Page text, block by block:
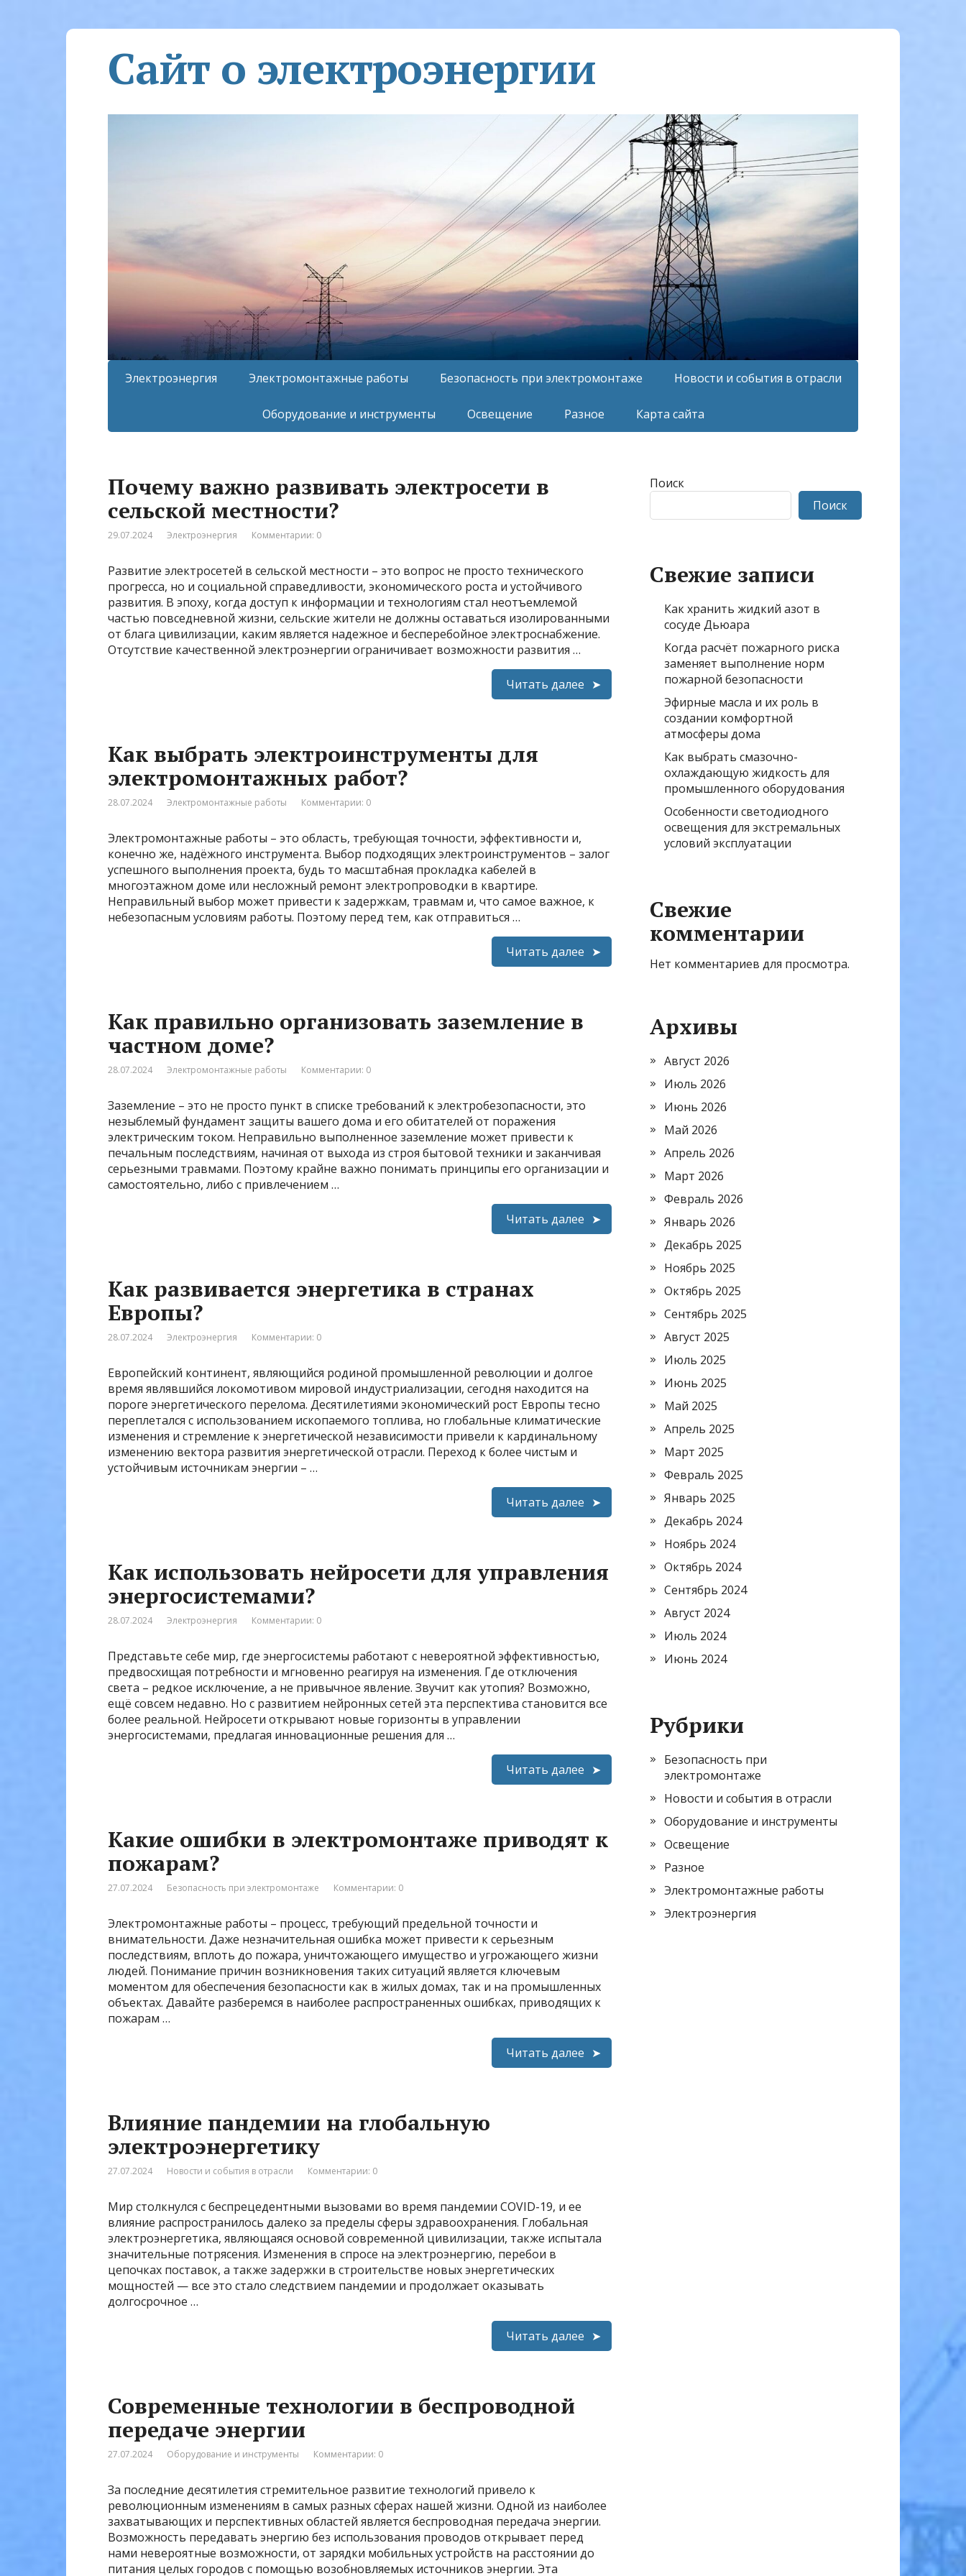
Сайт о электроэнергии
Электроэнергия Электромонтажные работы Безопасность при электромонтаже Новости и события в отрасли
Оборудование и инструменты Освещение Разное Карта сайта
Почему важно развивать электросети в
сельской местности?
29.07.2024 Электроэнергия Комментарии: 0
Развитие электросетей в сельской местности – это вопрос не просто технического
прогресса, но и социальной справедливости, экономического роста и устойчивого
развития. В эпоху, когда доступ к информации и технологиям стал неотъемлемой
частью повседневной жизни, сельские жители не должны оставаться изолированными
от блага цивилизации, каким является надежное и бесперебойное электроснабжение.
Отсутствие качественной электроэнергии ограничивает возможности развития …
Читать далее
Как выбрать электроинструменты для
электромонтажных работ?
28.07.2024 Электромонтажные работы Комментарии: 0
Электромонтажные работы – это область, требующая точности, эффективности и,
конечно же, надёжного инструмента. Выбор подходящих электроинструментов – залог
успешного выполнения проекта, будь то масштабная прокладка кабелей в
многоэтажном доме или несложный ремонт электропроводки в квартире.
Неправильный выбор может привести к задержкам, травмам и, что самое важное, к
небезопасным условиям работы. Поэтому перед тем, как отправиться …
Читать далее
Как правильно организовать заземление в
частном доме?
28.07.2024 Электромонтажные работы Комментарии: 0
Заземление – это не просто пункт в списке требований к электробезопасности, это
незыблемый фундамент защиты вашего дома и его обитателей от поражения
электрическим током. Неправильно выполненное заземление может привести к
печальным последствиям, начиная от выхода из строя бытовой техники и заканчивая
серьезными травмами. Поэтому крайне важно понимать принципы его организации и
самостоятельно, либо с привлечением …
Читать далее
Как развивается энергетика в странах
Европы?
28.07.2024 Электроэнергия Комментарии: 0
Европейский континент, являющийся родиной промышленной революции и долгое
время являвшийся локомотивом мировой индустриализации, сегодня находится на
пороге энергетического перелома. Десятилетиями экономический рост Европы тесно
переплетался с использованием ископаемого топлива, но глобальные климатические
изменения и стремление к энергетической независимости привели к кардинальному
изменению вектора развития энергетической отрасли. Переход к более чистым и
устойчивым источникам энергии – …
Читать далее
Как использовать нейросети для управления
энергосистемами?
28.07.2024 Электроэнергия Комментарии: 0
Представьте себе мир, где энергосистемы работают с невероятной эффективностью,
предвосхищая потребности и мгновенно реагируя на изменения. Где отключения
света – редкое исключение, а не привычное явление. Звучит как утопия? Возможно,
ещё совсем недавно. Но с развитием нейронных сетей эта перспектива становится все
более реальной. Нейросети открывают новые горизонты в управлении
энергосистемами, предлагая инновационные решения для …
Читать далее
Какие ошибки в электромонтаже приводят к
пожарам?
27.07.2024 Безопасность при электромонтаже Комментарии: 0
Электромонтажные работы – процесс, требующий предельной точности и
внимательности. Даже незначительная ошибка может привести к серьезным
последствиям, вплоть до пожара, уничтожающего имущество и угрожающего жизни
людей. Понимание причин возникновения таких ситуаций является ключевым
моментом для обеспечения безопасности как в жилых домах, так и на промышленных
объектах. Давайте разберемся в наиболее распространенных ошибках, приводящих к
пожарам …
Читать далее
Влияние пандемии на глобальную
электроэнергетику
27.07.2024 Новости и события в отрасли Комментарии: 0
Мир столкнулся с беспрецедентными вызовами во время пандемии COVID-19, и ее
влияние распространилось далеко за пределы сферы здравоохранения. Глобальная
электроэнергетика, являющаяся основой современной цивилизации, также испытала
значительные потрясения. Изменения в спросе на электроэнергию, перебои в
цепочках поставок, а также задержки в строительстве новых энергетических
мощностей — все это стало следствием пандемии и продолжает оказывать
долгосрочное …
Читать далее
Современные технологии в беспроводной
передаче энергии
27.07.2024 Оборудование и инструменты Комментарии: 0
За последние десятилетия стремительное развитие технологий привело к
революционным изменениям в самых разных сферах нашей жизни. Одной из наиболее
захватывающих и перспективных областей является беспроводная передача энергии.
Возможность передавать энергию без использования проводов открывает перед
нами невероятные возможности, от зарядки мобильных устройств на расстоянии до
питания целых городов с помощью возобновляемых источников энергии. Эта
Поиск
Поиск
Свежие записи
Как хранить жидкий азот в
сосуде Дьюара
Когда расчёт пожарного риска
заменяет выполнение норм
пожарной безопасности
Эфирные масла и их роль в
создании комфортной
атмосферы дома
Как выбрать смазочно-
охлаждающую жидкость для
промышленного оборудования
Особенности светодиодного
освещения для экстремальных
условий эксплуатации
Свежие
комментарии
Нет комментариев для просмотра.
Архивы
Август 2026
Июль 2026
Июнь 2026
Май 2026
Апрель 2026
Март 2026
Февраль 2026
Январь 2026
Декабрь 2025
Ноябрь 2025
Октябрь 2025
Сентябрь 2025
Август 2025
Июль 2025
Июнь 2025
Май 2025
Апрель 2025
Март 2025
Февраль 2025
Январь 2025
Декабрь 2024
Ноябрь 2024
Октябрь 2024
Сентябрь 2024
Август 2024
Июль 2024
Июнь 2024
Рубрики
Безопасность при
электромонтаже
Новости и события в отрасли
Оборудование и инструменты
Освещение
Разное
Электромонтажные работы
Электроэнергия